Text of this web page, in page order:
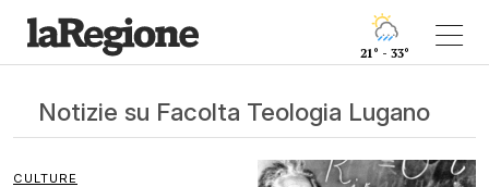
21° - 33°
Notizie su Facolta Teologia Lugano
CULTURE